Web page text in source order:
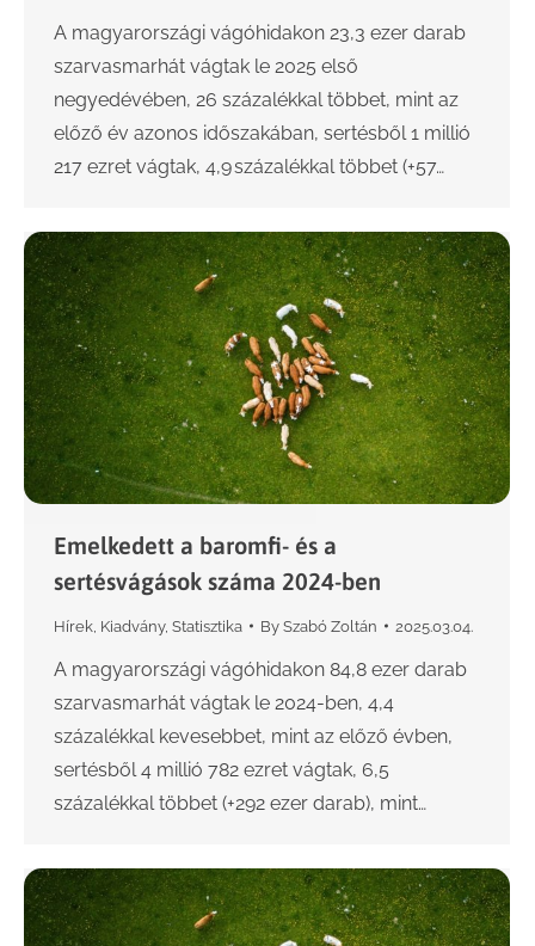
A magyarországi vágóhidakon 23,3 ezer darab
szarvasmarhát vágtak le 2025 első
negyedévében, 26 százalékkal többet, mint az
előző év azonos időszakában, sertésből 1 millió
217 ezret vágtak, 4,9 százalékkal többet (+57…
Emelkedett a baromfi- és a
sertésvágások száma 2024-ben
Hírek Kiadvány, Statisztika By Szabó Zoltán 2025.03.04.
A magyarországi vágóhidakon 84,8 ezer darab
szarvasmarhát vágtak le 2024-ben, 4,4
százalékkal kevesebbet, mint az előző évben,
sertésből 4 millió 782 ezret vágtak, 6,5
százalékkal többet (+292 ezer darab), mint…